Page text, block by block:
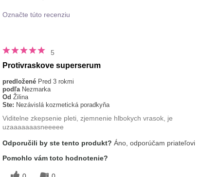
Označte túto recenziu
5
Protivraskove superserum
predložené Pred 3 rokmi
podľa Nezmarka
Od Žilina
Ste: Nezávislá kozmetická poradkyňa
Viditelne zkepsenie pleti, zjemnenie hlbokych vrasok, je
uzaaaaaaasneeeee
Odporučili by ste tento produkt? Áno, odporúčam priateľovi
Pomohlo vám toto hodnotenie?